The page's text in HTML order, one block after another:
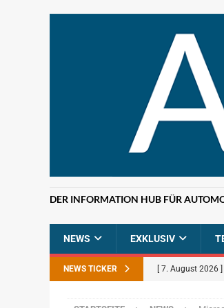
DER INFORMATION HUB FÜR
NEWS EXKLUSIV
NEWS TICKER [ 7. August 2026 ]